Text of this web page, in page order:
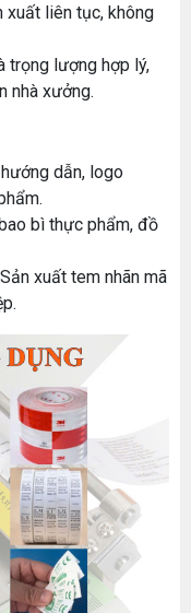
xuất liên tục, không
trọng lượng hợp lý,
nhà xưởng.
dẫn, logo
bì thực phẩm, đồ
Sản xuất tem nhãn mã